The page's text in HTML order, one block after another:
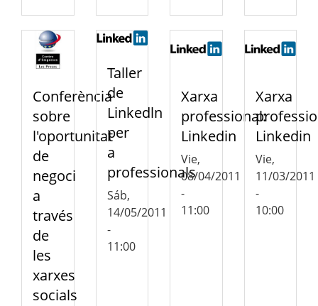
Conferència
sobre
l'oportunitat
de
negoci
a
través
de
les
xarxes
socials
Taller
de
Linkedln
per
a
professionals
Sáb,
14/05/2011
-
11:00
Xarxa
professional:
Linkedin
Vie,
08/04/2011
-
11:00
Xarxa
Linkedin
Vie,
11/03/2011
-
10:00